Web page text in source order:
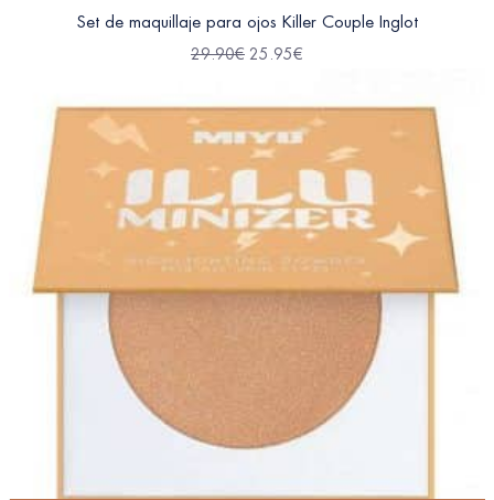
Set de maquillaje para ojos Killer Couple Inglot
29.90€ 25.95€